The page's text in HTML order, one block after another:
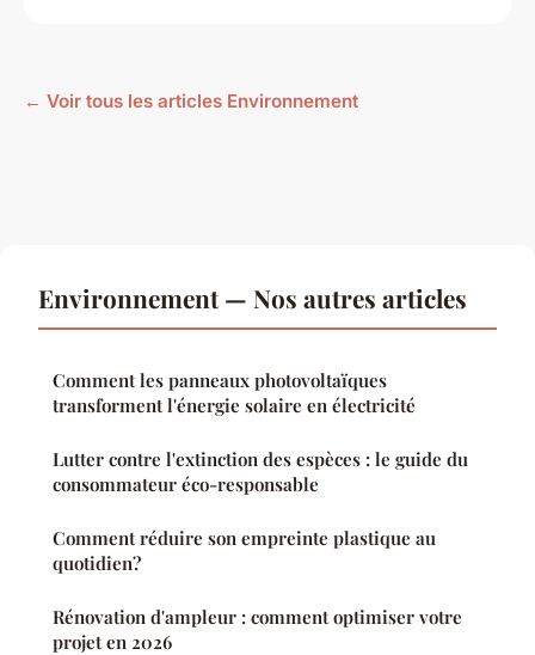
← Voir tous les articles Environnement
Environnement — Nos autres articles
Comment les panneaux photovoltaïques
transforment l'énergie solaire en électricité
Lutter contre l'extinction des espèces : le guide du
consommateur éco-responsable
Comment réduire son empreinte plastique au
quotidien?
Rénovation d'ampleur : comment optimiser votre
projet en 2026